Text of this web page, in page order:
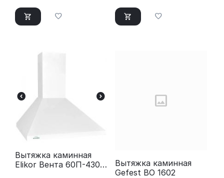
Вытяжка каминная
Elikor Вента 60П-430-
Вытяжка каминная
Gefest ВО 1602